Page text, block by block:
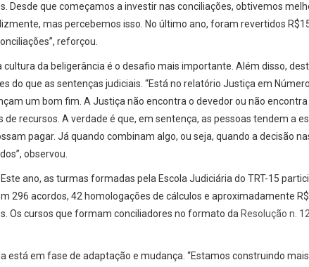
Desde que começamos a investir nas conciliações, obtivemos
mas percebemos isso. No último ano, foram revertidos
reforçou.
cultura da beligerância é o desafio mais importante. Além disso,
do que as sentenças judiciais. “Está no relatório Justiça em
um bom fim. A Justiça não encontra o devedor ou não encontra
recursos. A verdade é que, em sentença, as pessoas tendem a
pagar. Já quando combinam algo, ou seja, quando a decisão
observou.
ano, as turmas formadas pela Escola Judiciária do TRT-15
296 acordos, 42 homologações de cálculos e aproximadamente
Os cursos que formam conciliadores no formato da Resolução n.
está em fase de adaptação e mudança. “Estamos construindo